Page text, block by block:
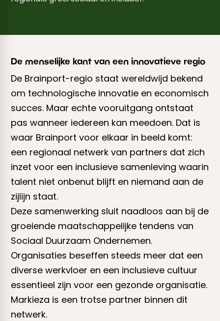
De menselijke kant van een innovatieve regio
De Brainport-regio staat wereldwijd bekend
om technologische innovatie en economisch
succes. Maar echte vooruitgang ontstaat
pas wanneer iedereen kan meedoen. Dat is
waar Brainport voor elkaar in beeld komt:
een regionaal netwerk van partners dat zich
inzet voor een inclusieve samenleving waarin
talent niet onbenut blijft en niemand aan de
zijlijn staat.
Deze samenwerking sluit naadloos aan bij de
groeiende maatschappelijke tendens van
Sociaal Duurzaam Ondernemen.
Organisaties beseffen steeds meer dat een
diverse werkvloer en een inclusieve cultuur
essentieel zijn voor een gezonde organisatie.
Markieza is een trotse partner binnen dit
netwerk.